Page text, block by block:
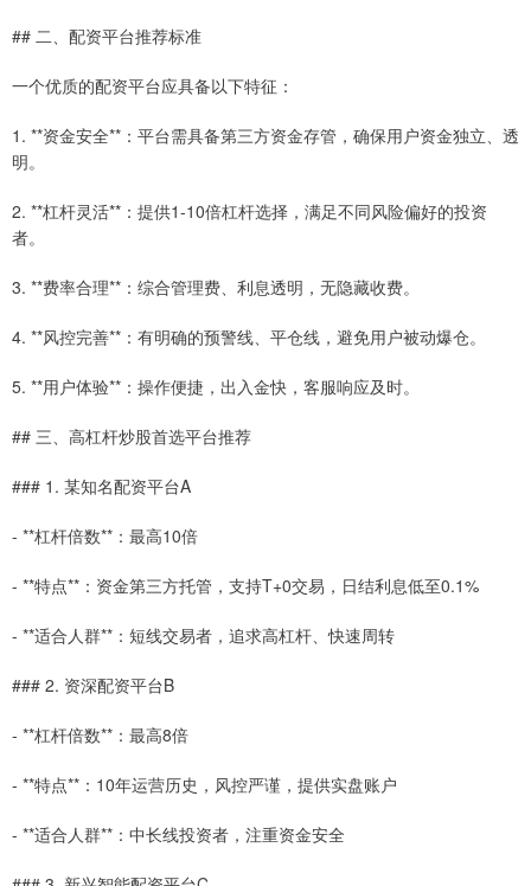
## 二、配资平台推荐标准
一个优质的配资平台应具备以下特征：
1. **资金安全**：平台需具备第三方资金存管，确保用户资金独立、透
明。
2. **杠杆灵活**：提供1-10倍杠杆选择，满足不同风险偏好的投资
者。
3. **费率合理**：综合管理费、利息透明，无隐藏收费。
4. **风控完善**：有明确的预警线、平仓线，避免用户被动爆仓。
5. **用户体验**：操作便捷，出入金快，客服响应及时。
## 三、高杠杆炒股首选平台推荐
### 1. 某知名配资平台A
- **杠杆倍数**：最高10倍
- **特点**：资金第三方托管，支持T+0交易，日结利息低至0.1%
- **适合人群**：短线交易者，追求高杠杆、快速周转
### 2. 资深配资平台B
- **杠杆倍数**：最高8倍
- **特点**：10年运营历史，风控严谨，提供实盘账户
- **适合人群**：中长线投资者，注重资金安全